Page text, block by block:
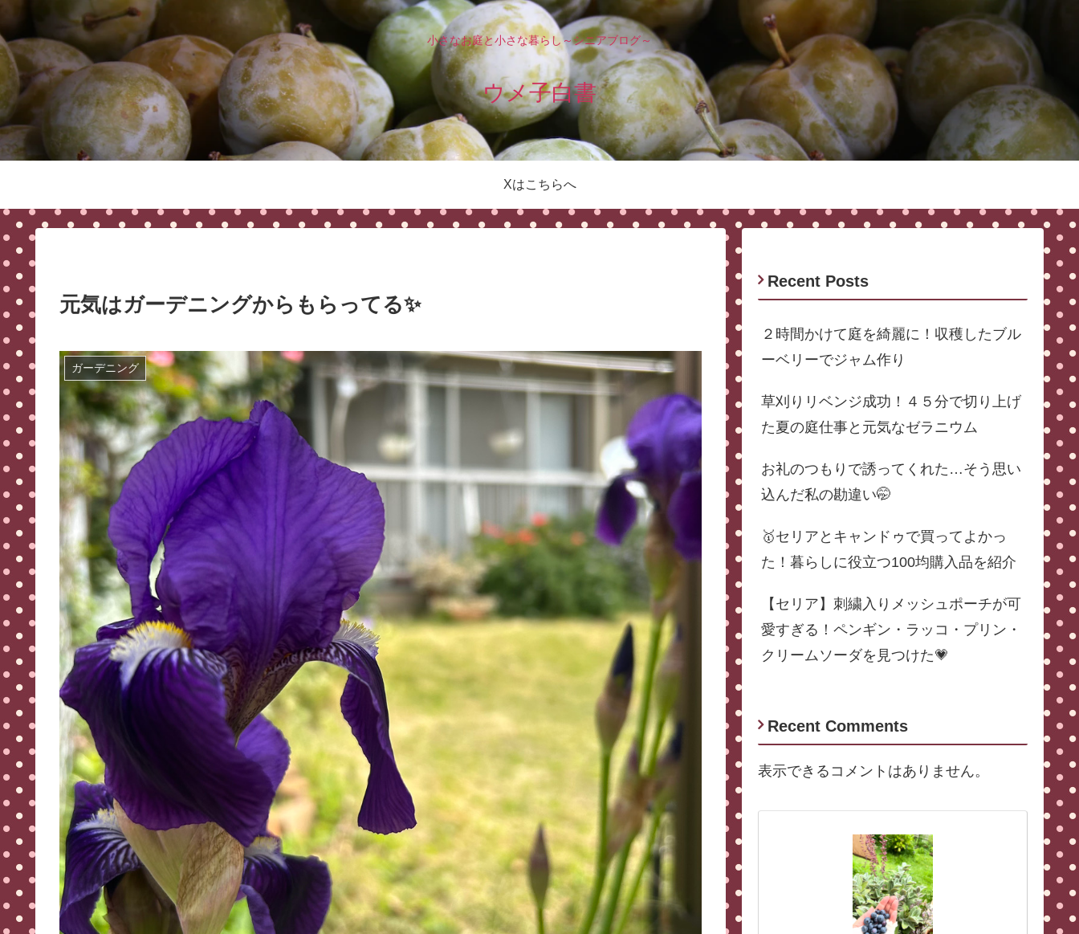
小さなお庭と小さな暮らし～シニアブログ～
ウメ子白書
Xはこちらへ
元気はガーデニングからもらってる✨
ガーデニング
Recent Posts
２時間かけて庭を綺麗に！収穫したブル
ーベリーでジャム作り
草刈りリベンジ成功！４５分で切り上げ
た夏の庭仕事と元気なゼラニウム
お礼のつもりで誘ってくれた…そう思い
込んだ私の勘違い🤭
🥇セリアとキャンドゥで買ってよかっ
た！暮らしに役立つ100均購入品を紹介
【セリア】刺繍入りメッシュポーチが可
愛すぎる！ペンギン・ラッコ・プリン・
クリームソーダを見つけた💗
Recent Comments
表示できるコメントはありません。